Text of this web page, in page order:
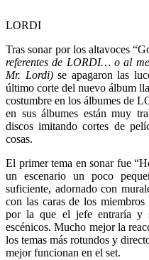
LORDI
Tras sonar por los altavoces
referentes de LORDI… o al
Mr. Lordi)se apagaron las
último corte del nuevo álbum
costumbre en los álbumes de
en sus álbumes están muy
discos imitando cortes de
cosas.
El primer tema en sonar fue
un escenario un poco
suficiente, adornado con
con las caras de los
por la que el jefe entraría y
escénicos. Mucho mejor la
los temas más rotundos y
mejor funcionan en el set.